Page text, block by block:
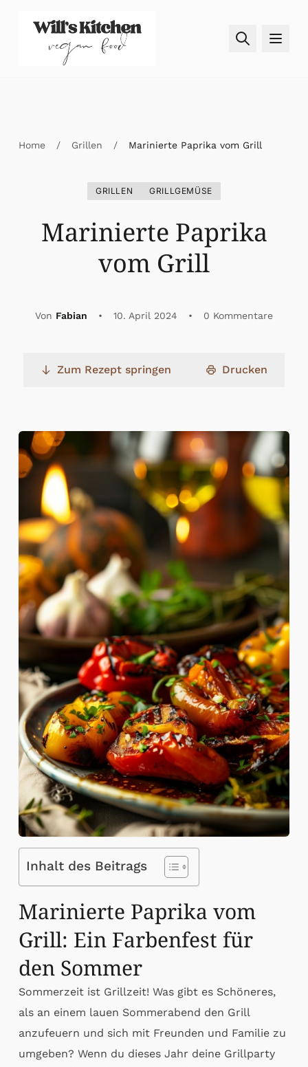
Home / Grillen / Marinierte Paprika vom Grill
GRILLEN GRILLGEMÜSE
Marinierte Paprika
vom Grill
Von Fabian • 10. April 2024 • 0 Kommentare
Zum Rezept springen Drucken
Inhalt des Beitrags
Marinierte Paprika vom
Grill: Ein Farbenfest für
den Sommer
Sommerzeit ist Grillzeit! Was gibt es Schöneres,
als an einem lauen Sommerabend den Grill
anzufeuern und sich mit Freunden und Familie zu
umgeben? Wenn du dieses Jahr deine Grillparty